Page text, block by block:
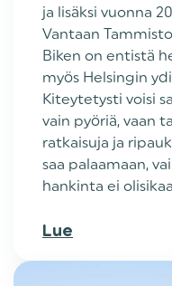
ja lisäksi vuonna
Vantaan
Biken on entistä
myös Helsingin
Kiteytetysti voisi
vain pyöriä, vaan
ratkaisuja ja
saa palaamaan,
hankinta ei
Lue